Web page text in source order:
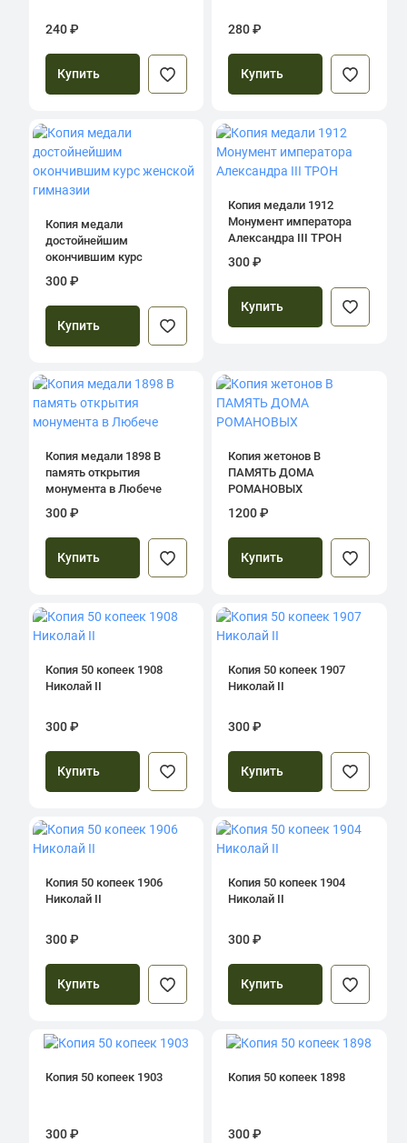
240 ₽
Купить
280 ₽
Купить
Копия медали
достойнейшим
окончившим курс
300 ₽
Купить
Копия медали 1912
Монумент императора
Александра III ТРОН
300 ₽
Купить
Копия медали 1898 В
память открытия
монумента в Любече
300 ₽
Купить
Копия жетонов В
ПАМЯТЬ ДОМА
РОМАНОВЫХ
1200 ₽
Купить
Копия 50 копеек 1908
Николай II
300 ₽
Купить
Копия 50 копеек 1907
Николай II
300 ₽
Купить
Копия 50 копеек 1906
Николай II
300 ₽
Купить
Копия 50 копеек 1904
Николай II
300 ₽
Купить
Копия 50 копеек 1903
300 ₽
Копия 50 копеек 1898
300 ₽